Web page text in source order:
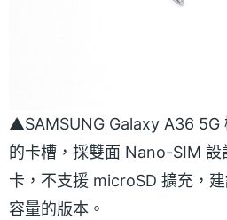
▲SAMSUNG Galaxy A36 5G
的卡槽，採雙面 Nano-SIM 設
卡，不支援 microSD 擴充，
容量的版本。